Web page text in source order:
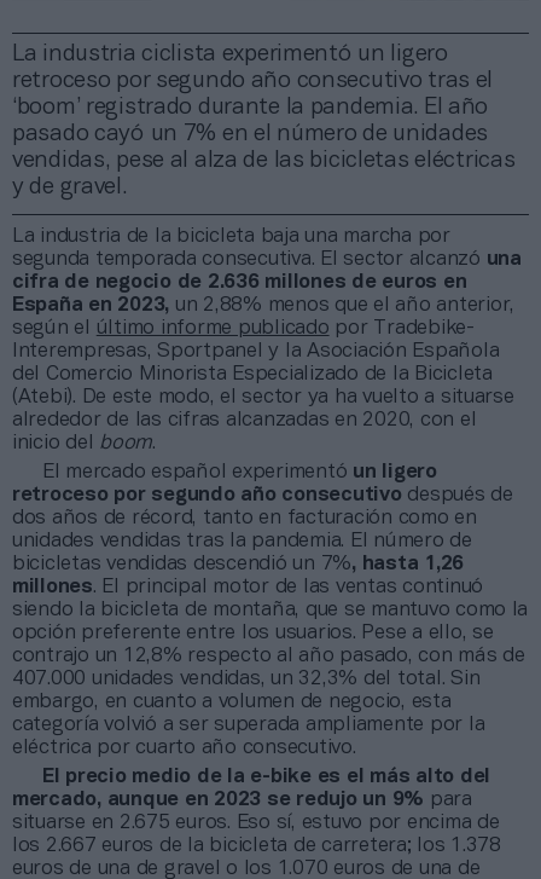
La industria ciclista experimentó un ligero
retroceso por segundo año consecutivo tras el
‘boom’ registrado durante la pandemia. El año
pasado cayó un 7% en el número de unidades
vendidas, pese al alza de las bicicletas eléctricas
y de gravel.
La industria de la bicicleta baja una marcha por
segunda temporada consecutiva. El sector alcanzó una
cifra de negocio de 2.636 millones de euros en
España en 2023, un 2,88% menos que el año anterior,
según el último informe publicado por Tradebike-
Interempresas, Sportpanel y la Asociación Española
del Comercio Minorista Especializado de la Bicicleta
(Atebi). De este modo, el sector ya ha vuelto a situarse
alrededor de las cifras alcanzadas en 2020, con el
inicio del
boom.
El mercado español experimentó un ligero
retroceso por segundo año consecutivo después de
dos años de récord, tanto en facturación como en
unidades vendidas tras la pandemia. El número de
bicicletas vendidas descendió un 7%, hasta 1,26
millones. El principal motor de las ventas continuó
siendo la bicicleta de montaña, que se mantuvo como la
opción preferente entre los usuarios. Pese a ello, se
contrajo un 12,8% respecto al año pasado, con más de
407.000 unidades vendidas, un 32,3% del total. Sin
embargo, en cuanto a volumen de negocio, esta
categoría volvió a ser superada ampliamente por la
eléctrica por cuarto año consecutivo.
El precio medio de la e-bike es el más alto del
mercado, aunque en 2023 se redujo un 9% para
situarse en 2.675 euros. Eso sí, estuvo por encima de
los 2.667 euros de la bicicleta de carretera; los 1.378
euros de una de gravel o los 1.070 euros de una de